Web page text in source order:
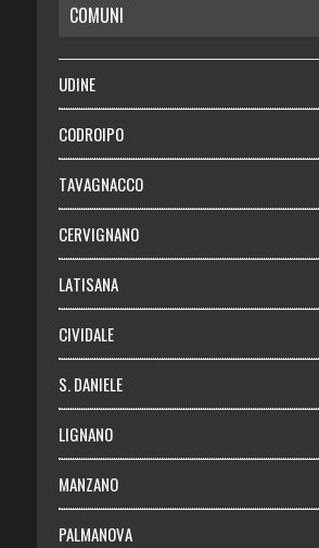
RISPARMIO
SALUTE
Necrologie
Chi siamo
Abbonati
Login
COMUNI
UDINE
CODROIPO
TAVAGNACCO
CERVIGNANO
LATISANA
CIVIDALE
S. DANIELE
LIGNANO
MANZANO
PALMANOVA